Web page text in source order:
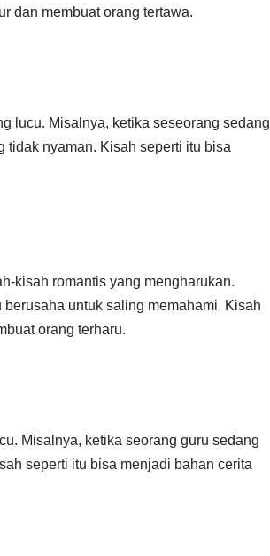
dan membuat orang tertawa.
lucu. Misalnya, ketika seseorang sedang
tidak nyaman. Kisah seperti itu bisa
kisah romantis yang mengharukan.
untuk saling memahami. Kisah
orang terharu.
Misalnya, ketika seorang guru sedang
seperti itu bisa menjadi bahan cerita